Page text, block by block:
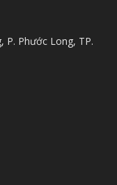
P. Phước Long, TP.